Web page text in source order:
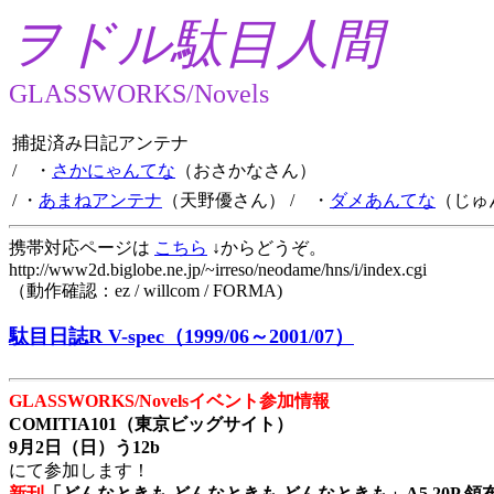
ヲドル駄目人間
GLASSWORKS/Novels
捕捉済み日記アンテナ
/ ・ さかにゃんてな （おさかなさん）
/ ・ あまねアンテナ （天野優さん） / ・ ダメあんてな （じ
携帯対応ページは こちら ↓からどうぞ。
http://www2d.biglobe.ne.jp/~irreso/neodame/hns/i/index.cgi
（動作確認：ez / willcom / FORMA)
駄目日誌R V-spec（1999/06～2001/07）
GLASSWORKS/Novelsイベント参加情報
COMITIA101（東京ビッグサイト）
9月2日（日）う12b
にて参加します！